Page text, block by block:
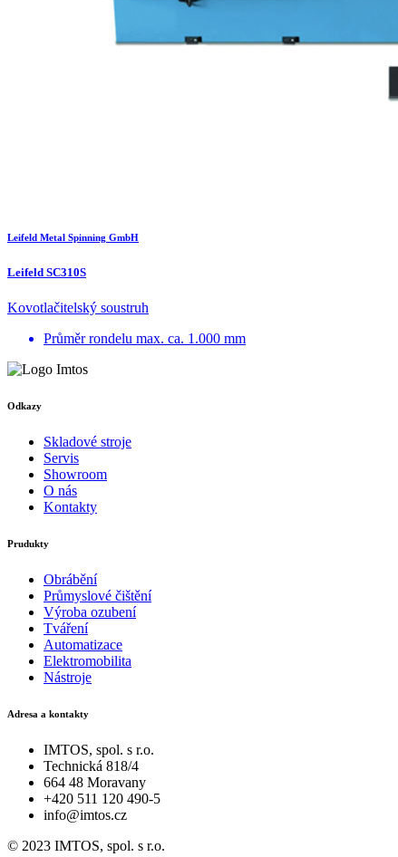
Leifeld Metal Spinning GmbH
Leifeld SC310S
Kovotlačitelský soustruh
Průměr rondelu max. ca. 1.000 mm
Odkazy
Skladové stroje
Servis
Showroom
O nás
Kontakty
Prudukty
Obrábění
Průmyslové čištění
Výroba ozubení
Tváření
Automatizace
Elektromobilita
Nástroje
Adresa a kontakty
IMTOS, spol. s r.o.
Technická 818/4
664 48 Moravany
+420 511 120 490-5
info@imtos.cz
© 2023 IMTOS, spol. s r.o.